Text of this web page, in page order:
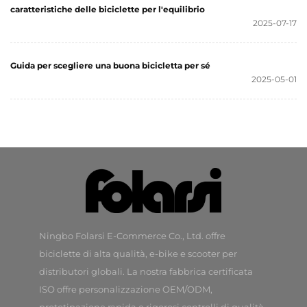
caratteristiche delle biciclette per l'equilibrio
2025-07-17
Guida per scegliere una buona bicicletta per sé
2025-05-01
Ningbo Folarsi E-Commerce Co., Ltd. offre
biciclette di alta qualità, e-bike e scooter per
distributori globali. La nostra fabbrica certificata
ISO offre personalizzazione OEM/ODM,